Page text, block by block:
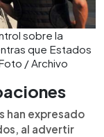
sobre la
que Estados
/ Archivo
han expresado
al advertir